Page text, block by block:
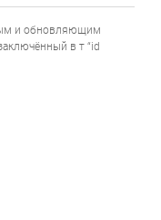
и обновляющим
в т “id